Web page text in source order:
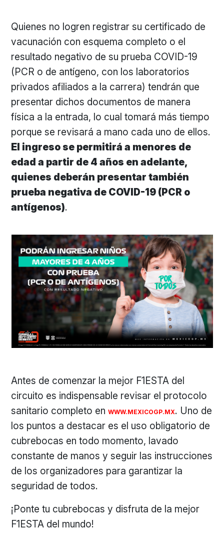
Quienes no logren registrar su certificado de
vacunación con esquema completo o el
resultado negativo de su prueba COVID-19
(PCR o de antígeno, con los laboratorios
privados afiliados a la carrera) tendrán que
presentar dichos documentos de manera
física a la entrada, lo cual tomará más tiempo
porque se revisará a mano cada uno de ellos.
El ingreso se permitirá a menores de
edad a partir de 4 años en adelante,
quienes deberán presentar también
prueba negativa de COVID-19 (PCR o
antígenos).
Antes de comenzar la mejor F1ESTA del
circuito es indispensable revisar el protocolo
sanitario completo enWWW.MEXICOGP.MX. Uno de
los puntos a destacar es el uso obligatorio de
cubrebocas en todo momento, lavado
constante de manos y seguir las instrucciones
de los organizadores para garantizar la
seguridad de todos.
¡Ponte tu cubrebocas y disfruta de la mejor
F1ESTA del mundo!